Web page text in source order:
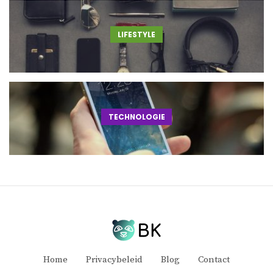
LIFESTYLE
TECHNOLOGIE
Home Privacybeleid Blog Contact